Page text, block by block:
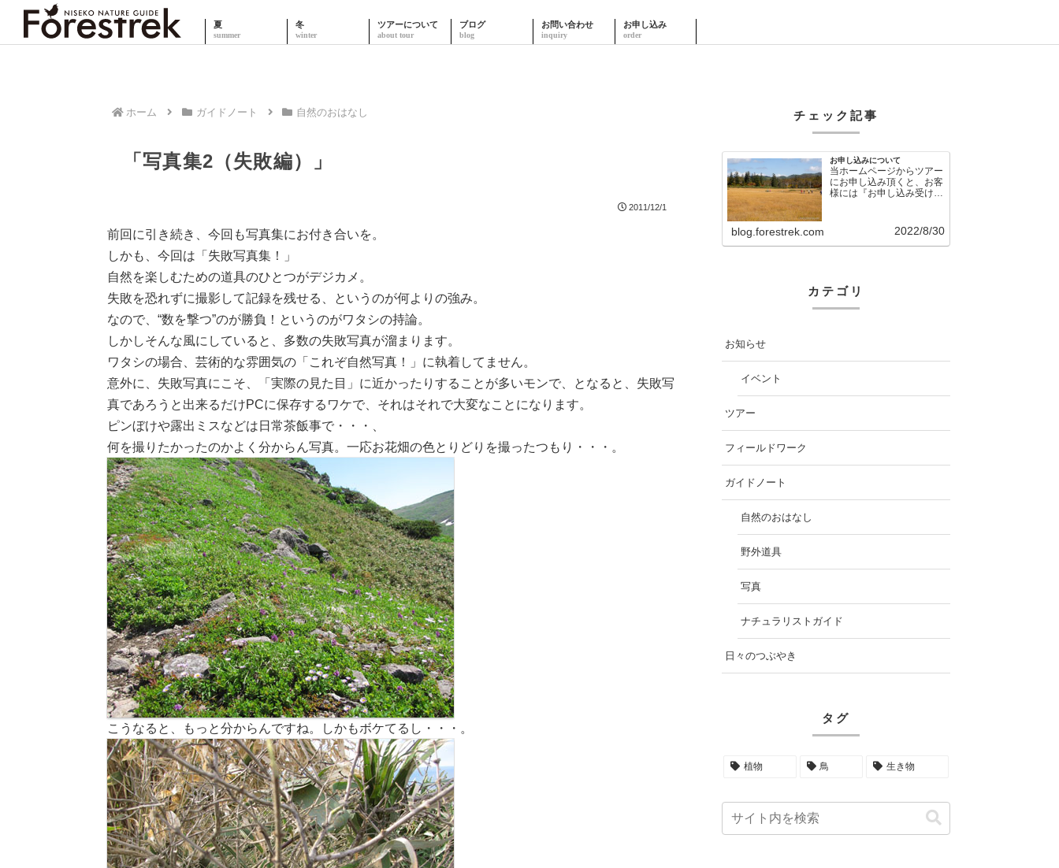
夏 冬 ツアーについて ブログ お問い合わせ お申し込み
ホーム ガイドノート 自然のおはなし
「写真集2（失敗編）」
2011/12/1
前回に引き続き、今回も写真集にお付き合いを。
しかも、今回は「失敗写真集！」
自然を楽しむための道具のひとつがデジカメ。
失敗を恐れずに撮影して記録を残せる、というのが何よりの強み。
なので、“数を撃つ”のが勝負！というのがワタシの持論。
しかしそんな風にしていると、多数の失敗写真が溜まります。
ワタシの場合、芸術的な雰囲気の「これぞ自然写真！」に執着してません。
意外に、失敗写真にこそ、「実際の見た目」に近かったりすることが多いモンで、となると、失敗写
真であろうと出来るだけPCに保存するワケで、それはそれで大変なことになります。
ピンぼけや露出ミスなどは日常茶飯事で・・・、
何を撮りたかったのかよく分からん写真。一応お花畑の色とりどりを撮ったつもり・・・。
こうなると、もっと分からんですね。しかもボケてるし・・・。
チェック記事
お申し込みについて
当ホームページからツアー
にお申し込み頂くと、お客
様には『お申し込み受け付
blog.forestrek.com 2022/8/30
カテゴリ
お知らせ
イベント
ツアー
フィールドワーク
ガイドノート
自然のおはなし
野外道具
写真
ナチュラリストガイド
日々のつぶやき
タグ
植物 鳥 生き物